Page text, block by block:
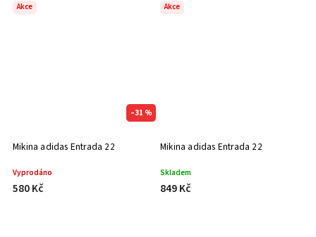
Akce
–31 %
Mikina adidas Entrada 22
Vyprodáno
580 Kč
Akce
Mikina adidas Entrada 22
Skladem
849 Kč